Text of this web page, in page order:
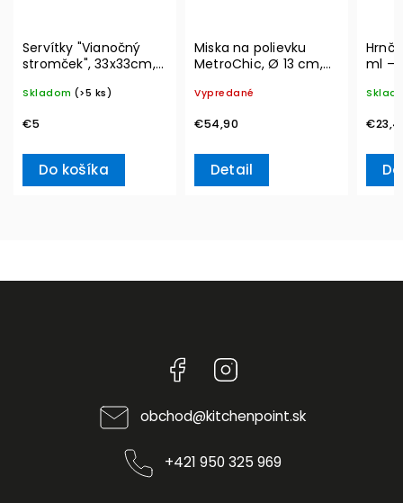
Servítky "Vianočný
stromček", 33x33cm,
L– Villeroy & Boch
Skladom (>5 ks)
€5
Do košíka
Miska na polievku
MetroChic, Ø 13 cm,
Boch
Vypredané
€54,90
Detail
ml –
Facebook
obchod@kitchenpoint.sk
+421 950 325 969